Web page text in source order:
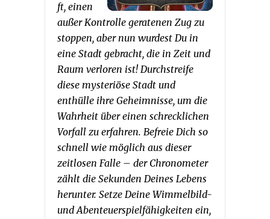
ft, einen
außer Kontrolle geratenen Zug zu
stoppen, aber nun wurdest Du in
eine Stadt gebracht, die in Zeit und
Raum verloren ist! Durchstreife
diese mysteriöse Stadt und
enthülle ihre Geheimnisse, um die
Wahrheit über einen schrecklichen
Vorfall zu erfahren. Befreie Dich so
schnell wie möglich aus dieser
zeitlosen Falle – der Chronometer
zählt die Sekunden Deines Lebens
herunter. Setze Deine Wimmelbild-
und Abenteuerspielfähigkeiten ein,